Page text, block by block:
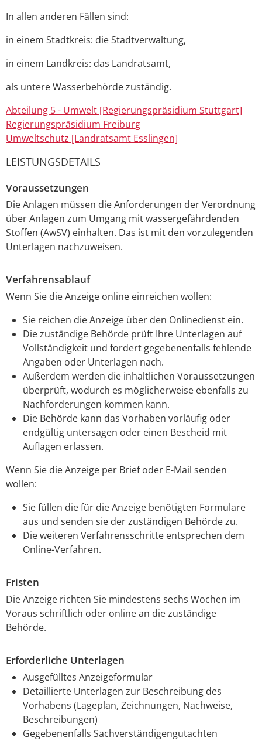
In allen anderen Fällen sind:
in einem Stadtkreis: dieStadtverwaltung,
in einem Landkreis: das Landratsamt,
als untere Wasserbehörde zuständig.
Abteilung 5 - Umwelt [Regierungspräsidium Stuttgart]
Regierungspräsidium Freiburg
Umweltschutz [Landratsamt Esslingen]
LEISTUNGSDETAILS
Voraussetzungen
Die Anlagen müssen die Anforderungen der Verordnung
über Anlagen zum Umgang mit wassergefährdenden
Stoffen (AwSV) einhalten. Das ist mit den vorzulegenden
Unterlagen nachzuweisen.
Verfahrensablauf
Wenn Sie die Anzeige online einreichen wollen:
Sie reichen die Anzeige über den Onlinedienst ein.
Diezuständige Behörde prüft Ihre Unterlagen auf
Vollständigkeit und fordert gegebenenfalls fehlende
Angaben oder Unterlagen nach.
Außerdem werden die inhaltlichen Voraussetzungen
überprüft, wodurch es möglicherweise ebenfalls zu
Nachforderungen kommen kann.
Die Behörde kann das Vorhaben vorläufig oder
endgültig untersagen oder einen Bescheid mit
Auflagen erlassen.
Wenn Sie die Anzeige per Brief oder E-Mail senden
wollen:
Sie füllen die für die Anzeige benötigten Formulare
aus und senden sie derzuständigen Behördezu.
Die weiteren Verfahrensschritte entsprechen dem
Online-Verfahren.
Fristen
Die Anzeige richten Sie mindestens sechs Wochen im
Voraus schriftlich oder online an die zuständige
Behörde.
Erforderliche Unterlagen
Ausgefülltes Anzeigeformular
Detaillierte Unterlagen zur Beschreibung des
Vorhabens (Lageplan, Zeichnungen, Nachweise,
Beschreibungen)
Gegebenenfalls Sachverständigengutachten